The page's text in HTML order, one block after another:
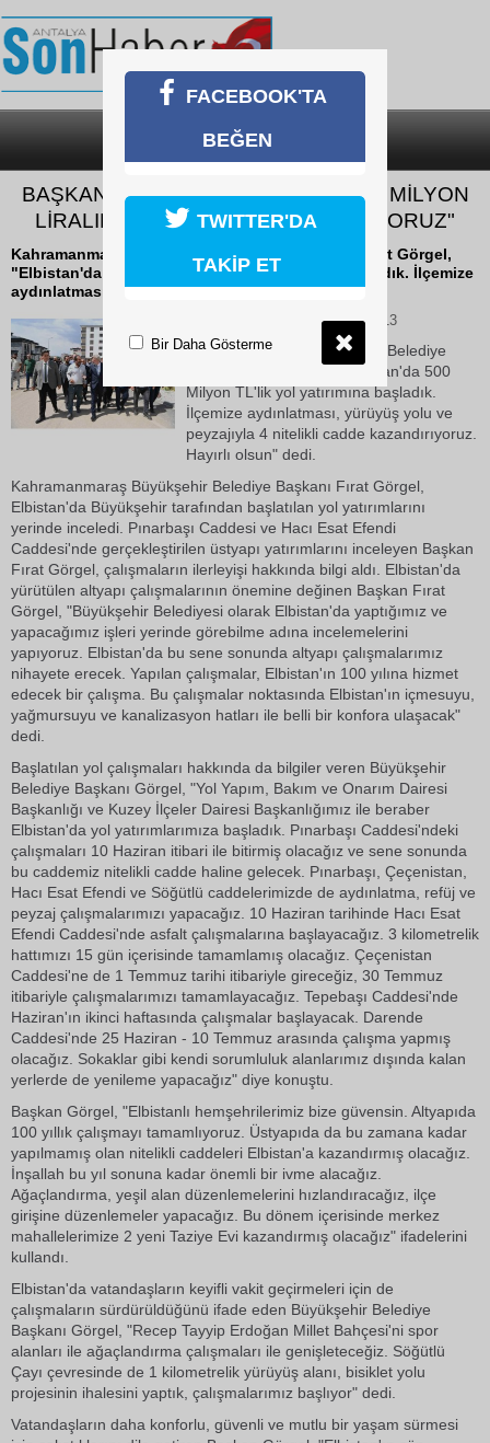
SON DAKİKA
BAŞKAN GÖRGEL: "ELBİSTAN’A 500 MİLYON
LİRALIK YOL YATIRIMI KAZANDIRIYORUZ"
Kahramanmaraş Büyükşehir Belediye Başkanı Fırat Görgel,
"Elbistan'da 500 Milyon TL'lik yol yatırımına başladık. İlçemize
aydınlatması, yürüyüş...
04 Haziran 2026 Perşembe 10:13
Kahramanmaraş Büyükşehir Belediye
Başkanı Fırat Görgel, "Elbistan'da 500
Milyon TL'lik yol yatırımına başladık.
İlçemize aydınlatması, yürüyüş yolu ve
peyzajıyla 4 nitelikli cadde kazandırıyoruz.
Hayırlı olsun" dedi.
Kahramanmaraş Büyükşehir Belediye Başkanı Fırat Görgel,
Elbistan'da Büyükşehir tarafından başlatılan yol yatırımlarını
yerinde inceledi. Pınarbaşı Caddesi ve Hacı Esat Efendi
Caddesi'nde gerçekleştirilen üstyapı yatırımlarını inceleyen Başkan
Fırat Görgel, çalışmaların ilerleyişi hakkında bilgi aldı. Elbistan'da
yürütülen altyapı çalışmalarının önemine değinen Başkan Fırat
Görgel, "Büyükşehir Belediyesi olarak Elbistan'da yaptığımız ve
yapacağımız işleri yerinde görebilme adına incelemelerini
yapıyoruz. Elbistan'da bu sene sonunda altyapı çalışmalarımız
nihayete erecek. Yapılan çalışmalar, Elbistan'ın 100 yılına hizmet
edecek bir çalışma. Bu çalışmalar noktasında Elbistan'ın içmesuyu,
yağmursuyu ve kanalizasyon hatları ile belli bir konfora ulaşacak"
dedi.
Başlatılan yol çalışmaları hakkında da bilgiler veren Büyükşehir
Belediye Başkanı Görgel, "Yol Yapım, Bakım ve Onarım Dairesi
Başkanlığı ve Kuzey İlçeler Dairesi Başkanlığımız ile beraber
Elbistan'da yol yatırımlarımıza başladık. Pınarbaşı Caddesi'ndeki
çalışmaları 10 Haziran itibari ile bitirmiş olacağız ve sene sonunda
bu caddemiz nitelikli cadde haline gelecek. Pınarbaşı, Çeçenistan,
Hacı Esat Efendi ve Söğütlü caddelerimizde de aydınlatma, refüj ve
peyzaj çalışmalarımızı yapacağız. 10 Haziran tarihinde Hacı Esat
Efendi Caddesi'nde asfalt çalışmalarına başlayacağız. 3 kilometrelik
hattımızı 15 gün içerisinde tamamlamış olacağız. Çeçenistan
Caddesi'ne de 1 Temmuz tarihi itibariyle gireceğiz, 30 Temmuz
itibariyle çalışmalarımızı tamamlayacağız. Tepebaşı Caddesi'nde
Haziran'ın ikinci haftasında çalışmalar başlayacak. Darende
Caddesi'nde 25 Haziran - 10 Temmuz arasında çalışma yapmış
olacağız. Sokaklar gibi kendi sorumluluk alanlarımız dışında kalan
yerlerde de yenileme yapacağız" diye konuştu.
Başkan Görgel, "Elbistanlı hemşehrilerimiz bize güvensin. Altyapıda
100 yıllık çalışmayı tamamlıyoruz. Üstyapıda da bu zamana kadar
yapılmamış olan nitelikli caddeleri Elbistan'a kazandırmış olacağız.
İnşallah bu yıl sonuna kadar önemli bir ivme alacağız.
Ağaçlandırma, yeşil alan düzenlemelerini hızlandıracağız, ilçe
girişine düzenlemeler yapacağız. Bu dönem içerisinde merkez
mahallelerimize 2 yeni Taziye Evi kazandırmış olacağız" ifadelerini
kullandı.
Elbistan'da vatandaşların keyifli vakit geçirmeleri için de
çalışmaların sürdürüldüğünü ifade eden Büyükşehir Belediye
Başkanı Görgel, "Recep Tayyip Erdoğan Millet Bahçesi'ni spor
alanları ile ağaçlandırma çalışmaları ile genişleteceğiz. Söğütlü
Çayı çevresinde de 1 kilometrelik yürüyüş alanı, bisiklet yolu
projesinin ihalesini yaptık, çalışmalarımız başlıyor" dedi.
Vatandaşların daha konforlu, güvenli ve mutlu bir yaşam sürmesi
FACEBOOK'TA
BEĞEN
TWITTER'DA
TAKİP ET
Bir Daha Gösterme